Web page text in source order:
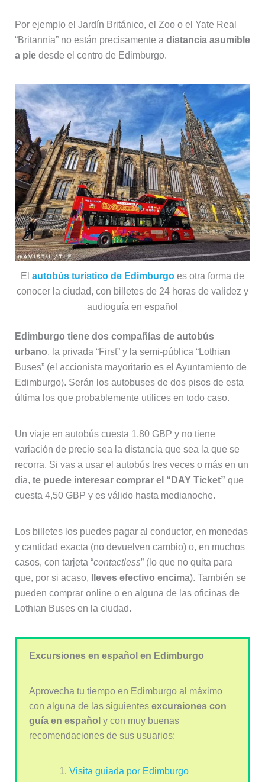
Por ejemplo el Jardín Británico, el Zoo o el Yate Real
“Britannia” no están precisamente a distancia asumible
a piedesde el centro de Edimburgo.
El autobús turístico de Edimburgo es otra forma de
conocer la ciudad, con billetes de 24 horas de validez y
audioguía en español
Edimburgo tiene dos compañías de autobús
urbano, la privada “First” y la semi-pública “Lothian
Buses” (el accionista mayoritario es el Ayuntamiento de
Edimburgo). Serán los autobuses de dos pisos de esta
última los que probablemente utilices en todo caso.
Un viaje en autobús cuesta 1,80 GBP y no tiene
variación de precio sea la distancia que sea la que se
recorra. Si vas a usar el autobús tres veces o más en un
día, te puede interesar comprar el “DAY Ticket” que
cuesta 4,50 GBP y es válido hasta medianoche.
Los billetes los puedes pagar al conductor, en monedas
y cantidad exacta (no devuelven cambio) o, en muchos
casos, con tarjeta “contactless” (lo que no quita para
que, por si acaso,
lleves efectivo encima). También se
pueden comprar online o en alguna de las oficinas de
Lothian Buses en la ciudad.
Excursiones en español en Edimburgo
Aprovecha tu tiempo en Edimburgo al máximo
con alguna de las siguientes excursiones con
guía en español y con muy buenas
recomendaciones de sus usuarios:
Visita guiada por Edimburgo